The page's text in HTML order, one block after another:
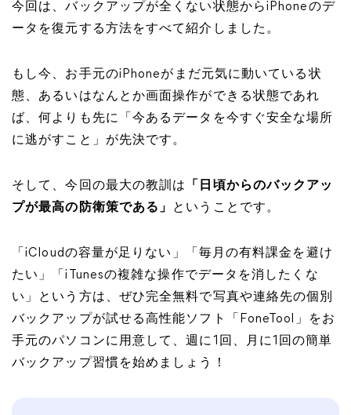
今回は、バックアップが全くない状態からiPhoneのデ
ータを復元する方法をすべて紹介しました。
もし今、お手元のiPhoneがまだ元気に動いている状
態、あるいはなんとか画面操作ができる状態であれ
ば、何よりも先に
「今あるデータを今すぐ安全な場所
に逃がすこと」 が先決です。
そして、今回の最大の教訓は
「日頃からのバックアッ
プが最高の防衛策である」
ということです。
「iCloudの容量が足りない」「毎月の有料課金を避け
たい」「iTunesの複雑な操作でデータを消したくな
い」という方は、ぜひ完全無料で写真や連絡先の個別
バックアップが試せる高性能ソフト
「FoneTool」
をお
手元のパソコンに用意して、週に1回、月に1回の簡単
バックアップ習慣を始めましょう！